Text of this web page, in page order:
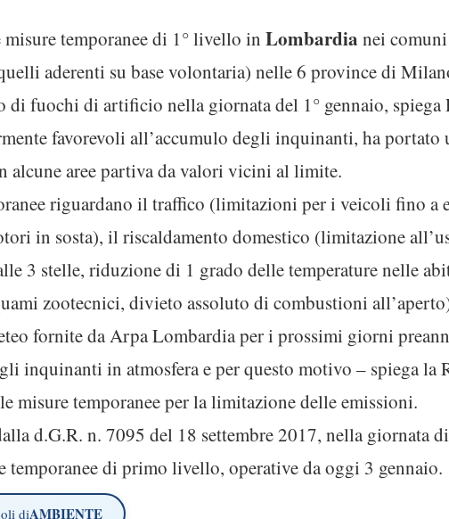
temporanee di 1° livello in Lombardia nei
aderenti su base volontaria) nelle 6 province di
di fuochi di artificio nella giornata del 1° gennaio,
favorevoli all’accumulo degli inquinanti, ha
alcune aree partiva da valori vicini al limite.
riguardano il traffico (limitazioni per i veicoli fino a
in sosta), il riscaldamento domestico (limitazione
3 stelle, riduzione di 1 grado delle temperature nelle
zootecnici, divieto assoluto di combustioni
fornite da Arpa Lombardia per i prossimi giorni
inquinanti in atmosfera e per questo motivo – spiega la
misure temporanee per la limitazione delle emissioni.
d.G.R. n. 7095 del 18 settembre 2017, nella giornata
temporanee di primo livello, operative da oggi 3 gennaio.
diAMBIENTE